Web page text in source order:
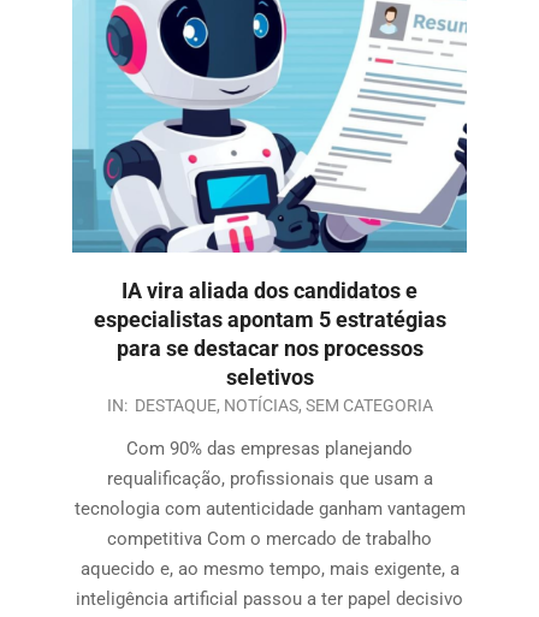
IA vira aliada dos candidatos e
especialistas apontam 5 estratégias
para se destacar nos processos
seletivos
IN: DESTAQUE, NOTÍCIAS, SEM CATEGORIA
Com 90% das empresas planejando
requalificação, profissionais que usam a
tecnologia com autenticidade ganham vantagem
competitiva Com o mercado de trabalho
aquecido e, ao mesmo tempo, mais exigente, a
inteligência artificial passou a ter papel decisivo